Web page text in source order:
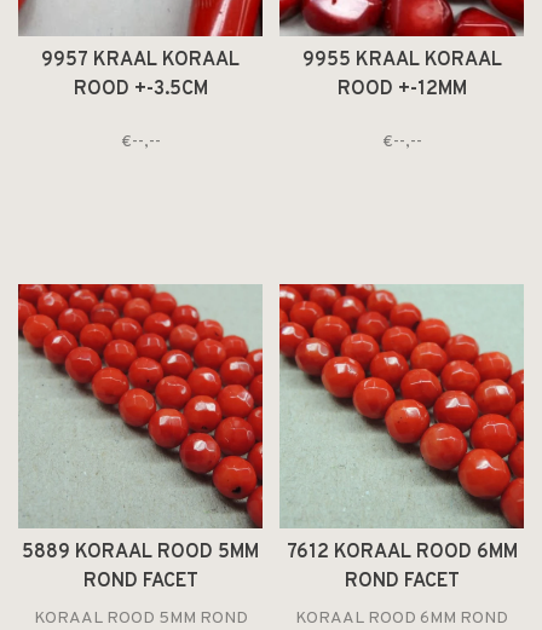
9957 KRAAL KORAAL
ROOD +-3.5CM
GEBOORD
€--,--
9955 KRAAL KORAAL
ROOD +-12MM
€--,--
5889 KORAAL ROOD 5MM
ROND FACET
KORAAL ROOD 5MM ROND
7612 KORAAL ROOD 6MM
ROND FACET
KORAAL ROOD 6MM ROND